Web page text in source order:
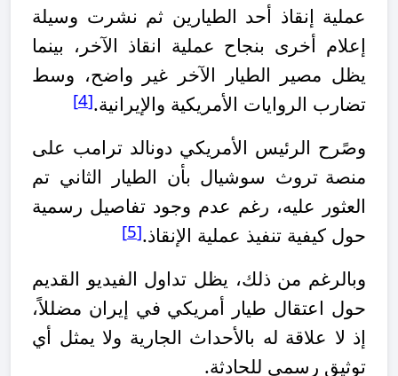
عملية إنقاذ أحد الطيارين ثم نشرت وسيلة
إعلام أخرى بنجاح عملية انقاذ الآخر، بينما
يظل مصير الطيار الآخر غير واضح، وسط
تضارب الروايات الأمريكية والإيرانية.
[4]
وصًرح الرئيس الأمريكي دونالد ترامب على
منصة تروث سوشيال بأن الطيار الثاني تم
العثور عليه، رغم عدم وجود تفاصيل رسمية
حول كيفية تنفيذ عملية الإنقاذ.
[5]
وبالرغم من ذلك، يظل تداول الفيديو القديم
حول اعتقال طيار أمريكي في إيران مضللاً،
إذ لا علاقة له بالأحداث الجارية ولا يمثل أي
توثيق رسمي للحادثة.